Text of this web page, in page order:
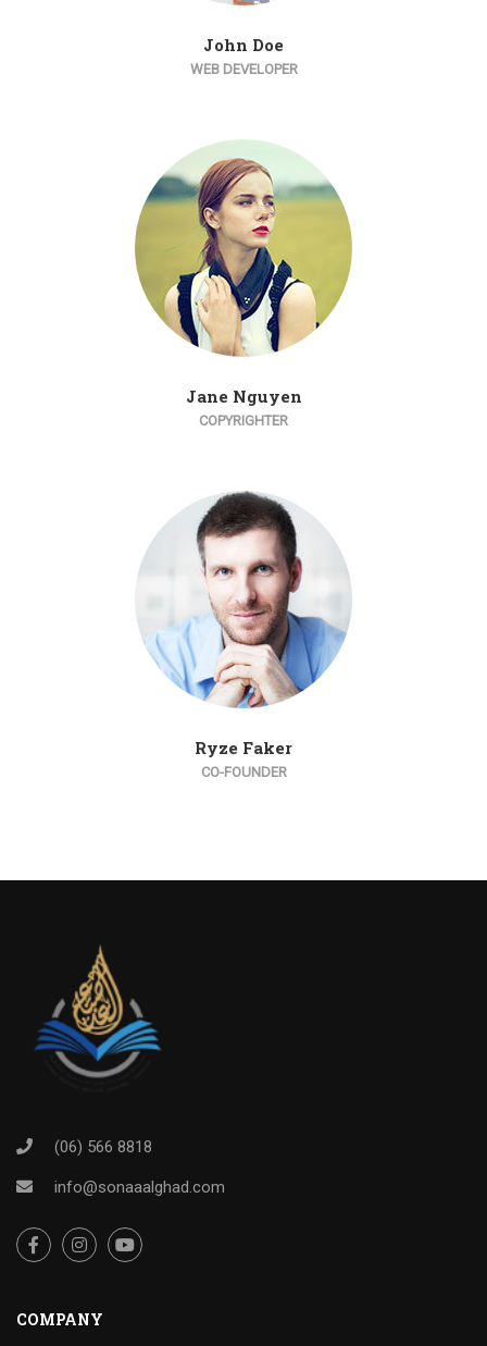
John Doe
WEB DEVELOPER
Jane Nguyen
COPYRIGHTER
Ryze Faker
CO-FOUNDER
(06) 566 8818
info@sonaaalghad.com
COMPANY